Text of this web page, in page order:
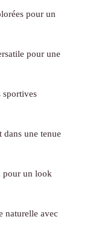
pour un
pour une
sportives
dans une tenue
pour un look
naturelle avec